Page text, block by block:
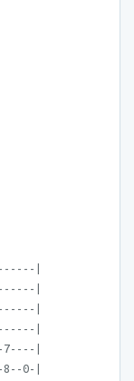
|
|
|
|
|
0-|